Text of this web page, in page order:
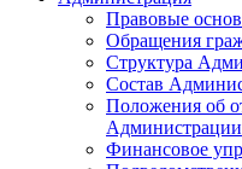
Правовые
Обращения
Структура
Состав
Положения об
Администрации
Финансовое